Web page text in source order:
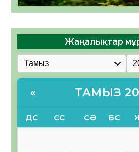
Жаңалықтар
« ТАМЫЗ
ДС СС СӘ БС